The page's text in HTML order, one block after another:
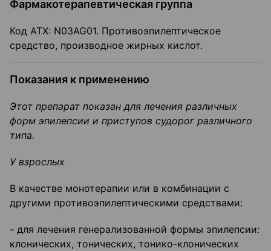
Фармакотерапевтическая группа
Код ATX: N03AG01. Противоэпилептическое
средство, производное жирных кислот.
Показания к применению
Этот препарат показан для лечения различных
форм эпилепсии и приступов судорог различного
типа.
У взрослых
В качестве монотерапии или в комбинации с
другими противоэпилептическими средствами:
- для лечения генерализованной формы эпилепсии:
клонических, тонических, тонико-клонических